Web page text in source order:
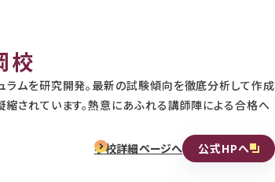
校
ラムを研究開発。最新の試験傾向を徹底分析して作成
されています。熱意にあふれる講師陣による合格へ
学校詳細ページへ
公式HPへ